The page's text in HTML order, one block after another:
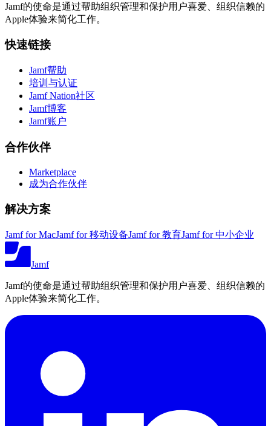
Jamf的使命是通过帮助组织管理和保护用户喜爱、组织信赖的
Apple体验来简化工作。
快速链接
Jamf帮助
培训与认证
Jamf Nation社区
Jamf博客
Jamf账户
合作伙伴
Marketplace
成为合作伙伴
解决方案
Jamf for MacJamf for 移动设备Jamf for 教育Jamf for 中小企业
Jamf
Jamf的使命是通过帮助组织管理和保护用户喜爱、组织信赖的
Apple体验来简化工作。